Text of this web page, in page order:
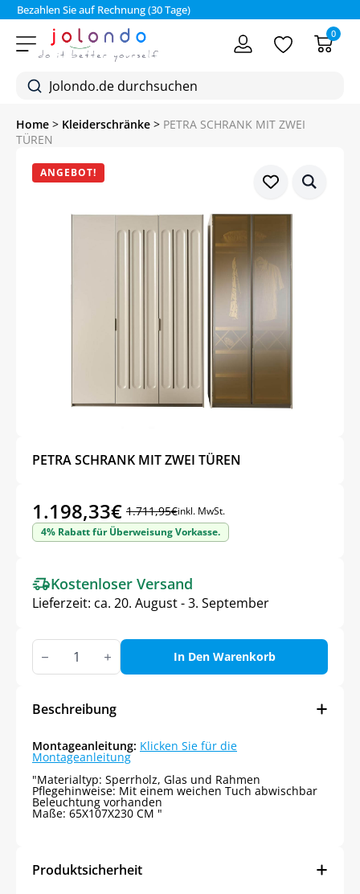
Bezahlen Sie auf Rechnung (30 Tage)
0
Home > Kleiderschränke > PETRA SCHRANK MIT ZWEI
TÜREN
ANGEBOT!
PETRA SCHRANK MIT ZWEI TÜREN
1.711,95€
Ursprünglicher
Preis
1.711,95€
1.198,33€
Aktueller
Preis
1.198,33€.
inkl. MwSt.
4% Rabatt für Überweisung Vorkasse.
Kostenloser Versand
Lieferzeit: ca. 20. August - 3. September
PETRA
SCHRANK
MIT
Menge
In Den Warenkorb
Beschreibung
Montageanleitung: Klicken Sie für die
Montageanleitung
"Materialtyp: Sperrholz, Glas und Rahmen
Pflegehinweise: Mit einem weichen Tuch abwischbar
Beleuchtung vorhanden
Maße: 65X107X230 CM "
Produktsicherheit